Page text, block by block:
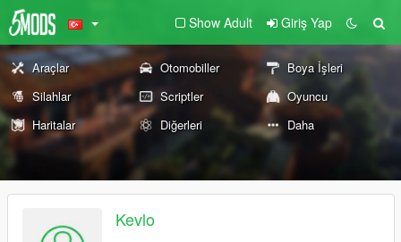
Show Adult Giriş Yap
Araçlar Otomobiller
Boya İşleri
Silahlar
Scriptler
Oyuncu
Haritalar
Diğerleri Daha
Kevlo